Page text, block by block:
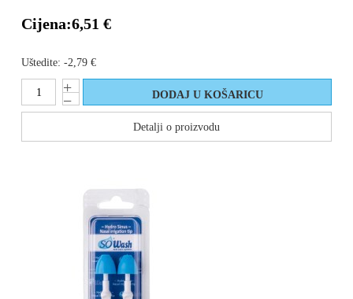
Cijena:6,51 €
Uštedite: -2,79 €
Detalji o proizvodu